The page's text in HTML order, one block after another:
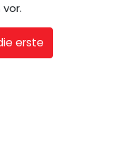
erste